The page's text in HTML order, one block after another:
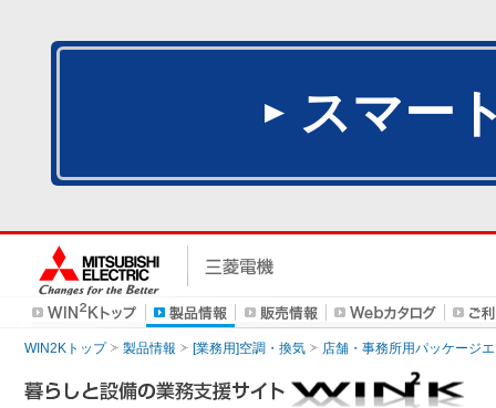
スマー
WIN2Kトップ 製品情報 [業務用]空調・換気 店舗・事務所用パッケージ